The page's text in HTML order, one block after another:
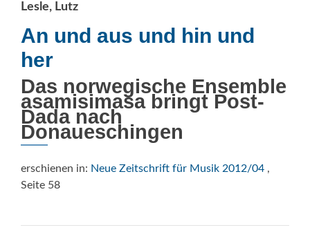
Lesle, Lutz
An und aus und hin und
her
Das norwegische Ensemble
asamisimasa bringt Post-
Dada nach
Donaueschingen
erschienen in: Neue Zeitschrift für Musik 2012/04 ,
Seite 58